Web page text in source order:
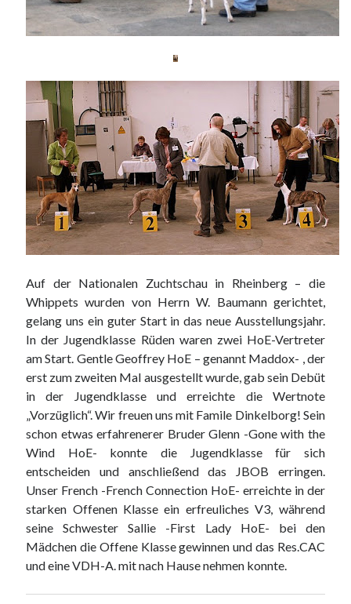
Auf der Nationalen Zuchtschau in Rheinberg – die
Whippets wurden von Herrn W. Baumann gerichtet,
gelang uns ein guter Start in das neue Ausstellungsjahr.
In der Jugendklasse Rüden waren zwei HoE-Vertreter
am Start. Gentle Geoffrey HoE – genannt Maddox- , der
erst zum zweiten Mal ausgestellt wurde, gab sein Debüt
in der Jugendklasse und erreichte die Wertnote
„Vorzüglich“. Wir freuen uns mit Famile Dinkelborg! Sein
schon etwas erfahrenerer Bruder Glenn -Gone with the
Wind HoE- konnte die Jugendklasse für sich
entscheiden und anschließend das JBOB erringen.
Unser French -French Connection HoE- erreichte in der
starken Offenen Klasse ein erfreuliches V3, während
seine Schwester Sallie -First Lady HoE- bei den
Mädchen die Offene Klasse gewinnen und das Res.CAC
und eine VDH-A. mit nach Hause nehmen konnte.